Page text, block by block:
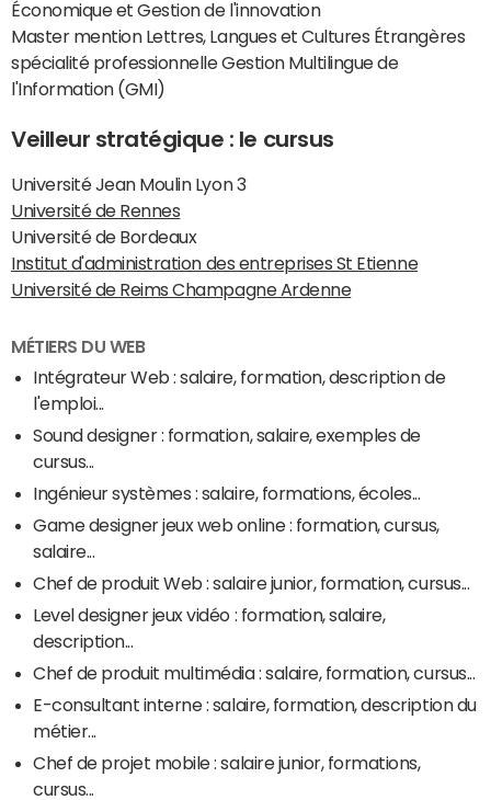
Économique et Gestion de l'innovation
Master mention Lettres, Langues et Cultures Étrangères
spécialité professionnelle Gestion Multilingue de
l'Information (GMI)
Veilleur stratégique : le cursus
Université Jean Moulin Lyon 3
Université de Rennes
Université de Bordeaux
Institut d'administration des entreprises St Etienne
Université de Reims Champagne Ardenne
MÉTIERS DU WEB
Intégrateur Web : salaire, formation, description de
l'emploi...
Sound designer : formation, salaire, exemples de
cursus...
Ingénieur systèmes : salaire, formations, écoles...
Game designer jeux web online : formation, cursus,
salaire...
Chef de produit Web : salaire junior, formation, cursus...
Level designer jeux vidéo : formation, salaire,
description...
Chef de produit multimédia : salaire, formation, cursus...
E-consultant interne : salaire, formation, description du
métier...
Chef de projet mobile : salaire junior, formations,
cursus...